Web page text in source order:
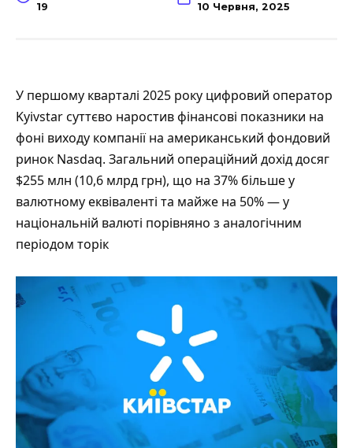
19 10 Червня, 2025
У першому кварталі 2025 року цифровий оператор
Kyivstar суттєво наростив фінансові показники на
фоні виходу компанії на американський фондовий
ринок Nasdaq. Загальний операційний дохід досяг
$255 млн (10,6 млрд грн), що на 37% більше у
валютному еквіваленті та майже на 50% — у
національній валюті порівняно з аналогічним
періодом торік